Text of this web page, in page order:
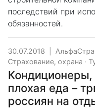
последствий при
обязанностей.
30.07.2018
Страхование, охрана ·
плохая еда –
россиян на